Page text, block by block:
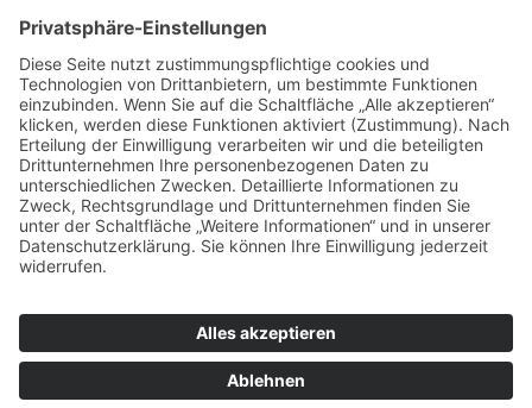
© 2025 Anette Karau Hypnose | Alle Rechte vorbehalten
Impressum
Datenschutz­erklärung